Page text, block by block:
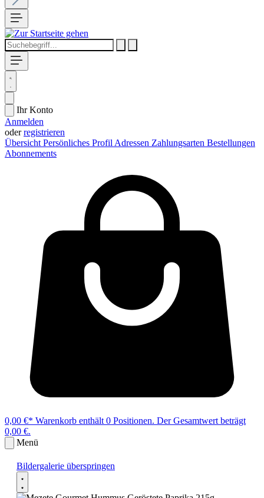
Ihr Konto
Anmelden
oderregistrieren
Übersicht Persönliches Profil Adressen Zahlungsarten Bestellungen
Abonnements
0,00 €* Warenkorb enthält 0 Positionen. Der Gesamtwert beträgt
0,00 €.
Menü
Bildergalerie überspringen